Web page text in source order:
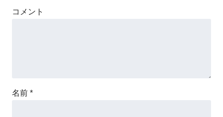
コメント
名前 *